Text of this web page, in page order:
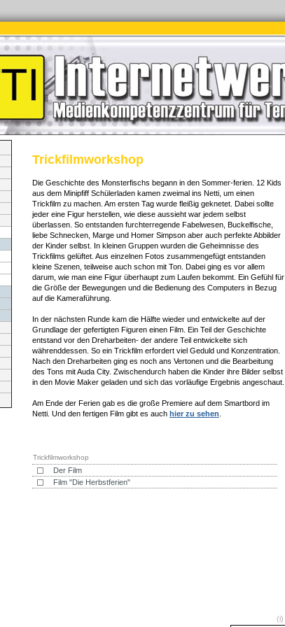
Trickfilmworkshop
Die Geschichte des Monsterfischs begann in den Sommer-ferien. 12 Kids
aus dem Minipfiff Schülerladen kamen zweimal ins Netti, um einen
Trickfilm zu machen. Am ersten Tag wurde fleißig geknetet. Dabei sollte
jeder eine Figur herstellen, wie diese aussieht war jedem selbst
überlassen. So entstanden furchterregende Fabelwesen, Buckelfische,
liebe Schnecken, Marge und Homer Simpson aber auch perfekte Abbilder
der Kinder selbst. In kleinen Gruppen wurden die Geheimnisse des
Trickfilms gelüftet. Aus einzelnen Fotos zusammengefügt entstanden
kleine Szenen, teilweise auch schon mit Ton. Dabei ging es vor allem
darum, wie man eine Figur überhaupt zum Laufen bekommt. Ein Gefühl für
die Größe der Bewegungen und die Bedienung des Computers in Bezug
auf die Kameraführung.
In der nächsten Runde kam die Hälfte wieder und entwickelte auf der
Grundlage der gefertigten Figuren einen Film. Ein Teil der Geschichte
entstand vor den Dreharbeiten- der andere Teil entwickelte sich
währenddessen. So ein Trickfilm erfordert viel Geduld und Konzentration.
Nach den Dreharbeiten ging es noch ans Vertonen und die Bearbeitung
des Tons mit Auda City. Zwischendurch haben die Kinder ihre Bilder selbst
in den Movie Maker geladen und sich das vorläufige Ergebnis angeschaut.
Am Ende der Ferien gab es die große Premiere auf dem Smartbord im
Netti. Und den fertigen Film gibt es auch hier zu sehen
Trickfilmworkshop
Der Film
Film "Die Herbstferien"
(i)